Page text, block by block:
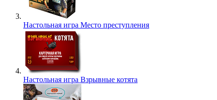
Настольная игра Место преступления
Настольная игра Взрывные котята